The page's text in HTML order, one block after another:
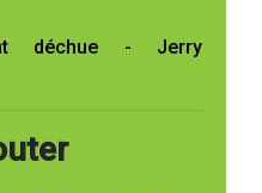
déchue - Jerry